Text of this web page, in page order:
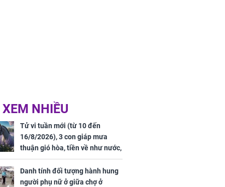
NHIỀU
Tử vi tuần mới (từ 10 đến
16/8/2026), 3 con giáp mưa
thuận gió hòa, tiền về như nước,
bạc vàng dư dả, Phú Quý Vinh
Hoa, vận trình khai sáng
Danh tính đối tượng hành hung
người phụ nữ ở giữa chợ ở